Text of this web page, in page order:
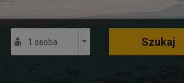
1 osoba Szukaj